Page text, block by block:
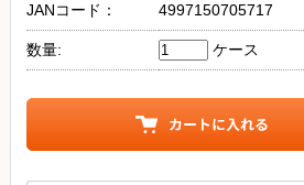
JANコード： 4997150705717
数量: ケース